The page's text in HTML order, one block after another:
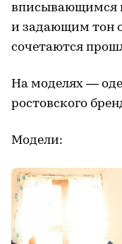
вписывающимся
и задающим тон
сочетаются
На моделях —
ростовского
Модели: